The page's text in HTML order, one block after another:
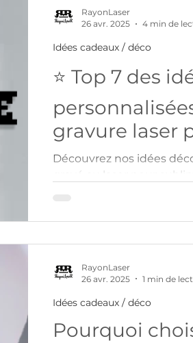
gravée allie authenticité
objets uniques et
⭐ Top 7 des
gravure laser
votre intérieur
Découvrez nos idées
gravé au laser pour
objets sont
disponibles sur mesure.
RayonLaser.
Idées cadeaux / déco
RayonLaser
26 avr. 2025
4 min de
Pourquoi
Idées cadeaux / déco
RayonLaser
26 avr. 2025
1 min de